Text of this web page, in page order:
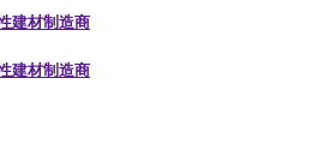
建材制造商
建材制造商